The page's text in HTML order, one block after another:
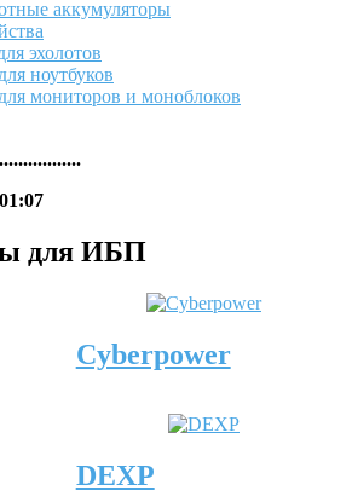
аккумуляторы
эхолотов
ноутбуков
мониторов и моноблоков
для ИБП
Cyberpower
DEXP